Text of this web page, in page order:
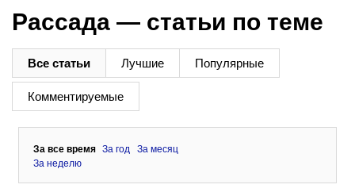
Рассада — статьи по теме
Все статьи Лучшие Популярные
Комментируемые
За все время За год
За месяц
За неделю